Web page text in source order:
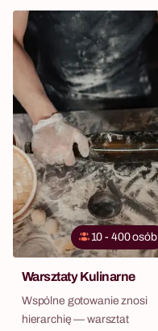
10 - 400 osób
Warsztaty Kulinarne
Wspólne gotowanie znosi
hierarchię — warsztat